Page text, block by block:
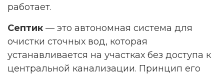
работает.
Септик — это автономная система для
очистки сточных вод, которая
устанавливается на участках без доступа к
центральной канализации. Принцип его